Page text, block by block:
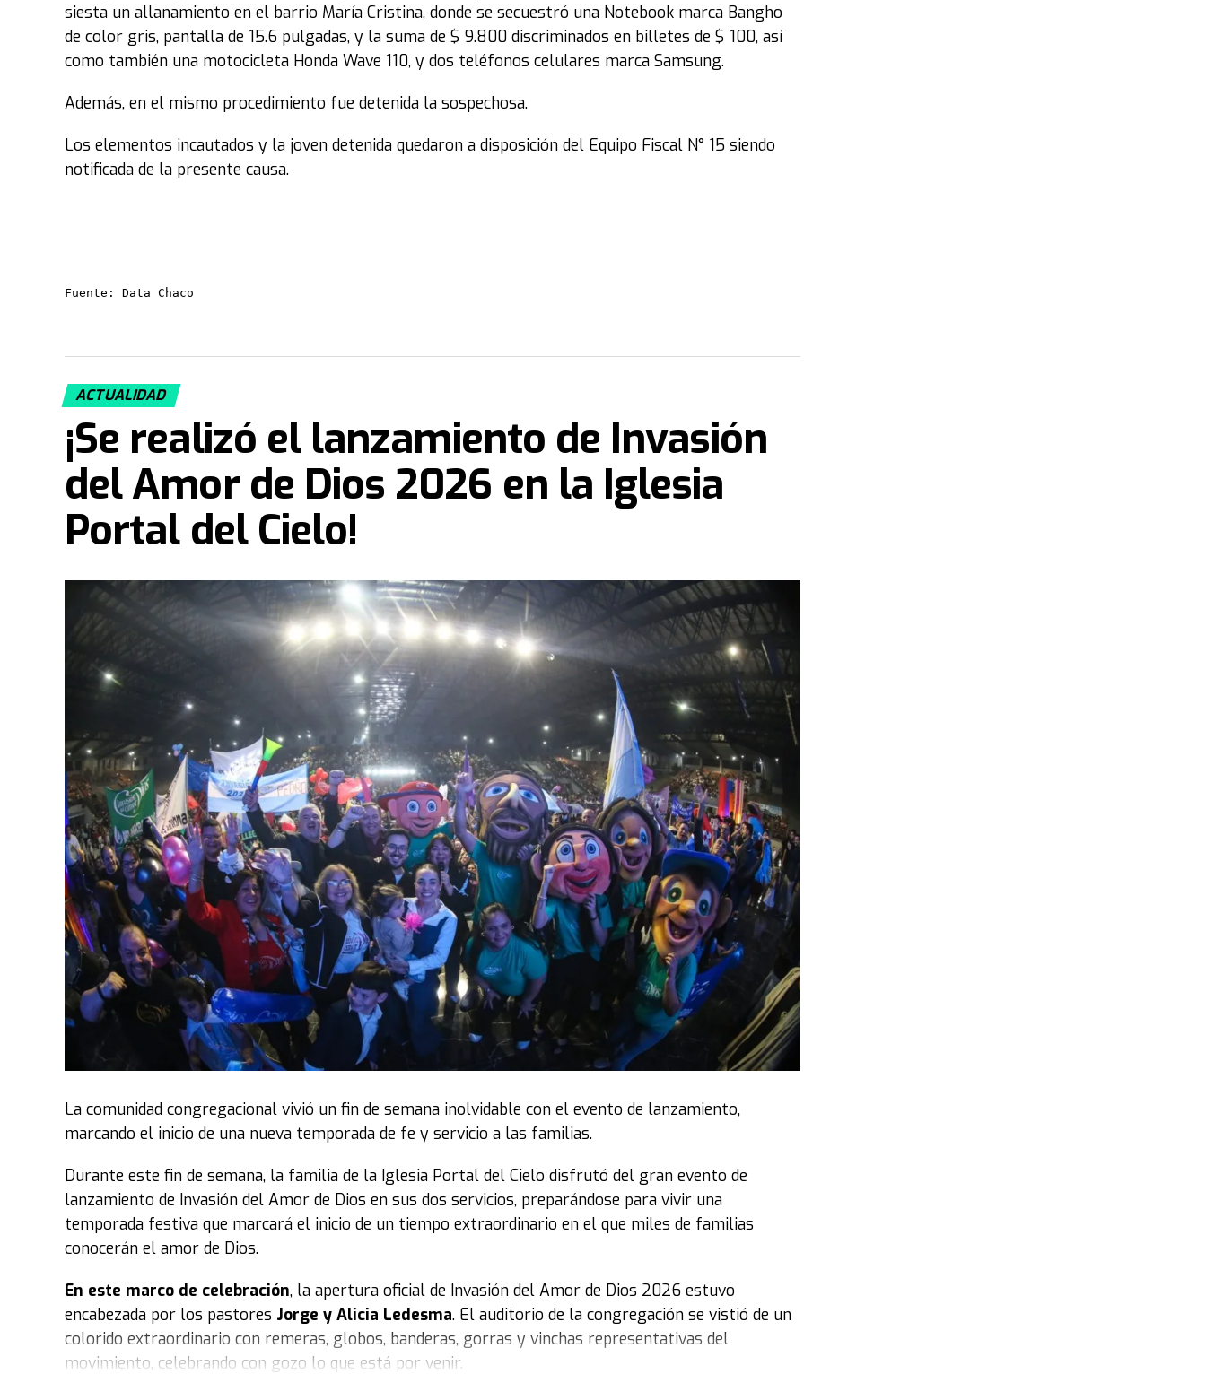
siesta un allanamiento en el barrio María Cristina, donde se secuestró una Notebook marca Bangho
de color gris, pantalla de 15.6 pulgadas, y la suma de $ 9.800 discriminados en billetes de $ 100, así
como también una motocicleta Honda Wave 110, y dos teléfonos celulares marca Samsung.
Además, en el mismo procedimiento fue detenida la sospechosa.
Los elementos incautados y la joven detenida quedaron a disposición del Equipo Fiscal N° 15 siendo
notificada de la presente causa.
Fuente: Data Chaco
ACTUALIDAD
¡Se realizó el lanzamiento de Invasión
del Amor de Dios 2026 en la Iglesia
Portal del Cielo!
La comunidad congregacional vivió un fin de semana inolvidable con el evento de lanzamiento,
marcando el inicio de una nueva temporada de fe y servicio a las familias.
Durante este fin de semana, la familia de la Iglesia Portal del Cielo disfrutó del gran evento de
lanzamiento de Invasión del Amor de Dios en sus dos servicios, preparándose para vivir una
temporada festiva que marcará el inicio de un tiempo extraordinario en el que miles de familias
conocerán el amor de Dios.
En este marco de celebración, la apertura oficial de Invasión del Amor de Dios 2026 estuvo
encabezada por los pastores Jorge y Alicia Ledesma. El auditorio de la congregación se vistió de un
colorido extraordinario con remeras, globos, banderas, gorras y vinchas representativas del
movimiento, celebrando con gozo lo que está por venir.